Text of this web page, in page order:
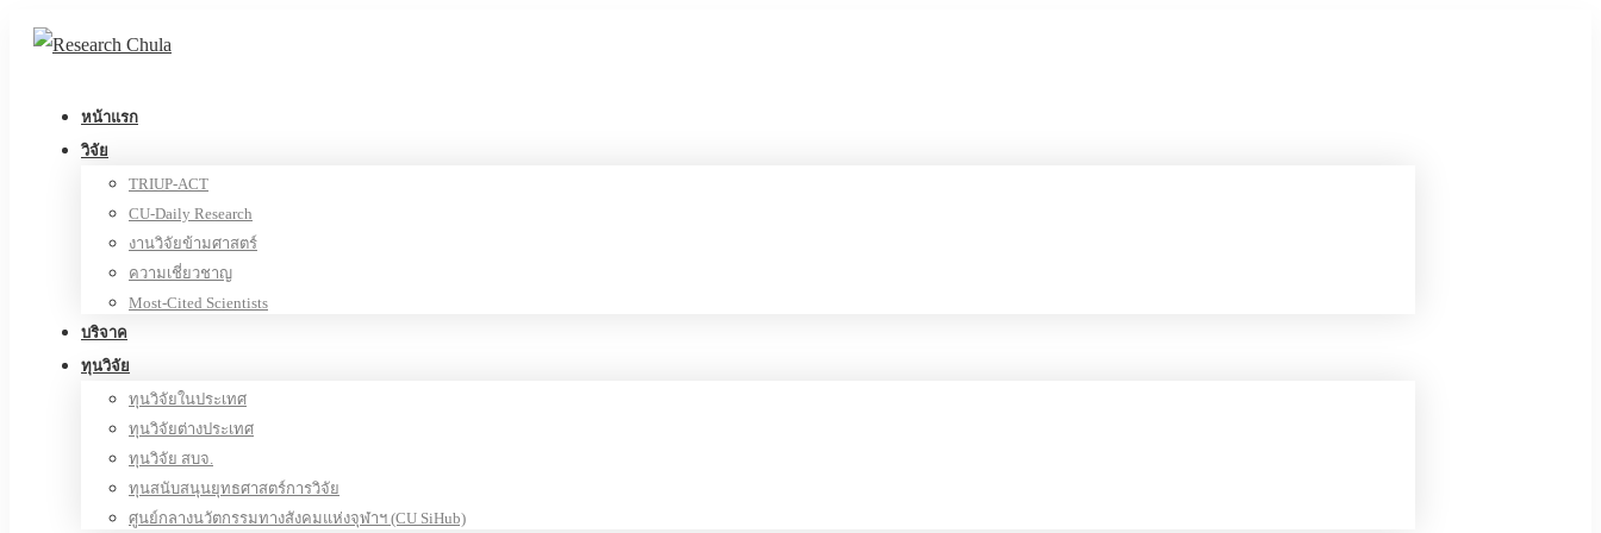
หน้าแรก
วิจัย
TRIUP-ACT
CU-Daily Research
งานวิจัยข้ามศาสตร์
ความเชี่ยวชาญ
Most-Cited Scientists
บริจาค
ทุนวิจัย
ทุนวิจัยในประเทศ
ทุนวิจัยต่างประเทศ
ทุนวิจัย สบจ.
ทุนสนับสนุนยุทธศาสตร์การวิจัย
ศูนย์กลางนวัตกรรมทางสังคมแห่งจุฬาฯ (CU SiHub)